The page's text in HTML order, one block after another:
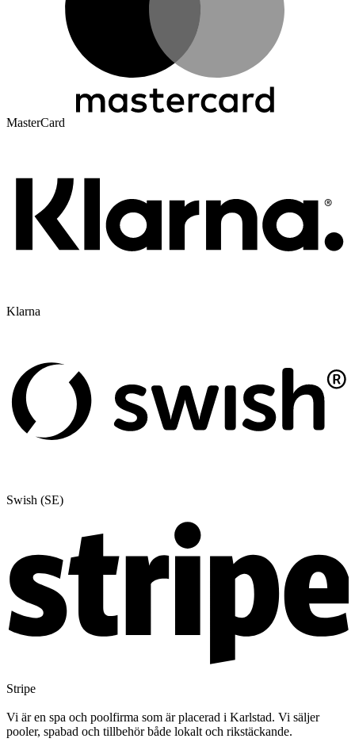
MasterCard
Klarna
Swish (SE)
Stripe
Vi är en spa och poolfirma som är placerad i Karlstad. Vi säljer
pooler, spabad och tillbehör både lokalt och rikstäckande.